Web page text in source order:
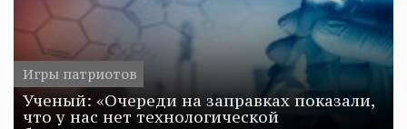
Игры патриотов
Ученый: «Очереди на заправках показали,
что у нас нет технологической